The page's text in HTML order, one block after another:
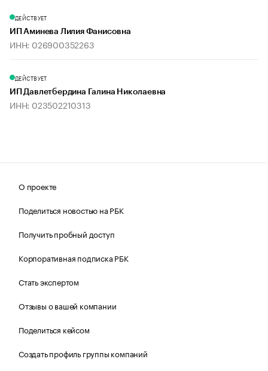
ДЕЙСТВУЕТ
ИП Аминева Лилия Фанисовна
ИНН: 026900352263
ДЕЙСТВУЕТ
ИП Давлетбердина Галина Николаевна
ИНН: 023502210313
О проекте
Поделиться новостью на РБК
Получить пробный доступ
Корпоративная подписка РБК
Стать экспертом
Отзывы о вашей компании
Поделиться кейсом
Создать профиль группы компаний